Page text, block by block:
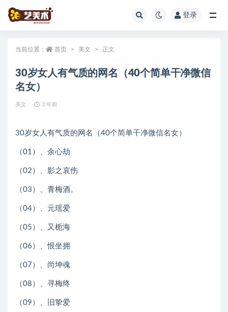
登录
当前位置： 首页 美文 正文
30岁女人有气质的网名（40个简单干净微信
名女）
美文 3 年前
30岁女人有气质的网名（40个简单干净微信名女）
（01）、余心劫
（02）、影之哀伤
（03）、青梅酒。
（04）、元瑶爱
（05）、又栀海
（06）、恨坐拥
（07）、尚坤魂
（08）、寻梅终
（09）、旧挚爱